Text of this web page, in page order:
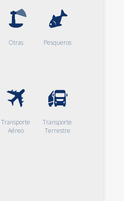
Otras Pesqueros
Transporte
Aéreo
Transporte
Terrestre